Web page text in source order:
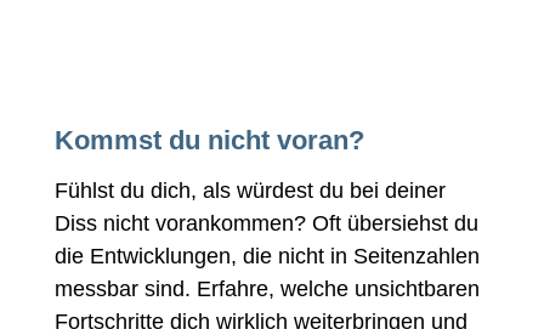
Kommst du nicht voran?
Fühlst du dich, als würdest du bei deiner
Diss nicht vorankommen? Oft übersiehst du
die Entwicklungen, die nicht in Seitenzahlen
messbar sind. Erfahre, welche unsichtbaren
Fortschritte dich wirklich weiterbringen und